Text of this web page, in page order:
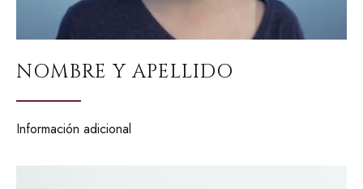
NOMBRE Y APELLIDO
Información adicional